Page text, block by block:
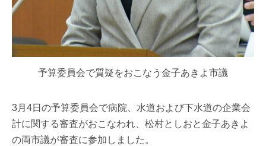
予算委員会で質疑をおこなう金子あきよ市議
3月4日の予算委員会で病院、水道および下水道の企業会
計に関する審査がおこなわれ、松村としおと金子あきよ
の両市議が審査に参加しました。